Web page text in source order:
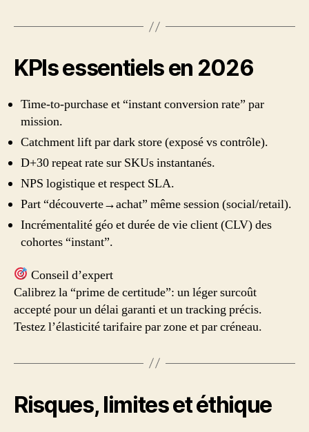
KPIs essentiels en 2026
Time-to-purchase et “instant conversion rate” par
mission.
Catchment lift par dark store (exposé vs contrôle).
D+30 repeat rate sur SKUs instantanés.
NPS logistique et respect SLA.
Part “découverte→achat” même session (social/retail).
Incrémentalité géo et durée de vie client (CLV) des
cohortes “instant”.
Conseil d’expert
Calibrez la “prime de certitude”: un léger surcoût
accepté pour un délai garanti et un tracking précis.
Testez l’élasticité tarifaire par zone et par créneau.
Risques, limites et éthique